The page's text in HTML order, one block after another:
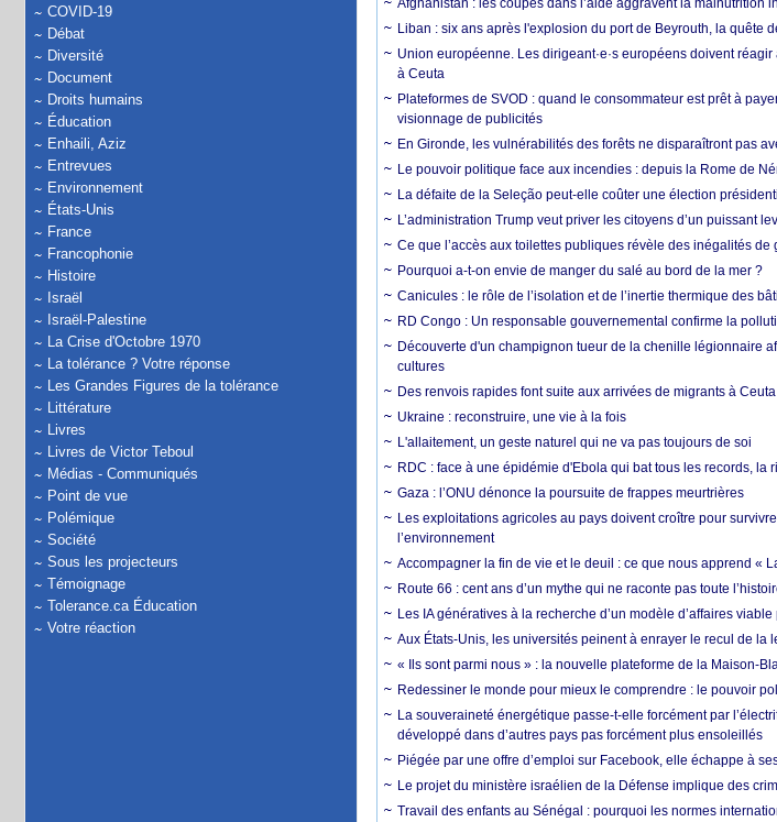
COVID-19
Débat
Diversité
Document
Droits humains
Éducation
Enhaili, Aziz
Entrevues
Environnement
États-Unis
France
Francophonie
Histoire
Israël
Israël-Palestine
La Crise d'Octobre 1970
La tolérance ? Votre réponse
Les Grandes Figures de la tolérance
Littérature
Livres
Livres de Victor Teboul
Médias - Communiqués
Point de vue
Polémique
Société
Sous les projecteurs
Témoignage
Tolerance.ca Éducation
Votre réaction
Afghanistan : les coupes dans l’aide aggravent la malnutrition
Liban : six ans après l'explosion du port de Beyrouth, la quête
Union européenne. Les dirigeant·e·s européens doivent
à Ceuta
Plateformes de SVOD : quand le consommateur est prêt à
visionnage de publicités
En Gironde, les vulnérabilités des forêts ne disparaîtront pas
Le pouvoir politique face aux incendies : depuis la Rome de
La défaite de la Seleção peut-elle coûter une élection
L’administration Trump veut priver les citoyens d’un puissant
Ce que l’accès aux toilettes publiques révèle des inégalités de
Pourquoi a-t-on envie de manger du salé au bord de la mer ?
Canicules : le rôle de l’isolation et de l’inertie thermique des
RD Congo : Un responsable gouvernemental confirme la
Découverte d'un champignon tueur de la chenille légionnaire
cultures
Des renvois rapides font suite aux arrivées de migrants à Ceuta
Ukraine : reconstruire, une vie à la fois
L'allaitement, un geste naturel qui ne va pas toujours de soi
RDC : face à une épidémie d'Ebola qui bat tous les records, la
Gaza : l’ONU dénonce la poursuite de frappes meurtrières
Les exploitations agricoles au pays doivent croître pour
l’environnement
Accompagner la fin de vie et le deuil : ce que nous apprend «
Route 66 : cent ans d’un mythe qui ne raconte pas toute
Les IA génératives à la recherche d’un modèle d’affaires
Aux États-Unis, les universités peinent à enrayer le recul de la
« Ils sont parmi nous » : la nouvelle plateforme de la Maison-
Redessiner le monde pour mieux le comprendre : le pouvoir
La souveraineté énergétique passe-t-elle forcément par
développé dans d’autres pays pas forcément plus ensoleillés
Piégée par une offre d’emploi sur Facebook, elle échappe à
Le projet du ministère israélien de la Défense implique des
Travail des enfants au Sénégal : pourquoi les normes